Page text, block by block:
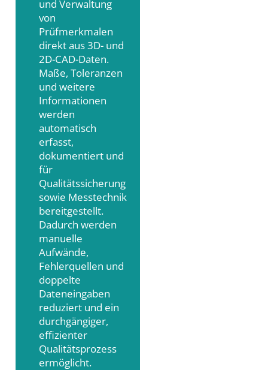
und Verwaltung
von
Prüfmerkmalen
direkt aus 3D- und
2D-CAD-Daten.
Maße, Toleranzen
und weitere
Informationen
werden
automatisch
erfasst,
dokumentiert und
für
Qualitätssicherung
sowie Messtechnik
bereitgestellt.
Dadurch werden
manuelle
Aufwände,
Fehlerquellen und
doppelte
Dateneingaben
reduziert und ein
durchgängiger,
effizienter
Qualitätsprozess
ermöglicht.